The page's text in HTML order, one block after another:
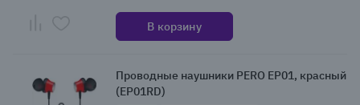
В корзину
Проводные наушники PERO EP01, красный
(EP01RD)